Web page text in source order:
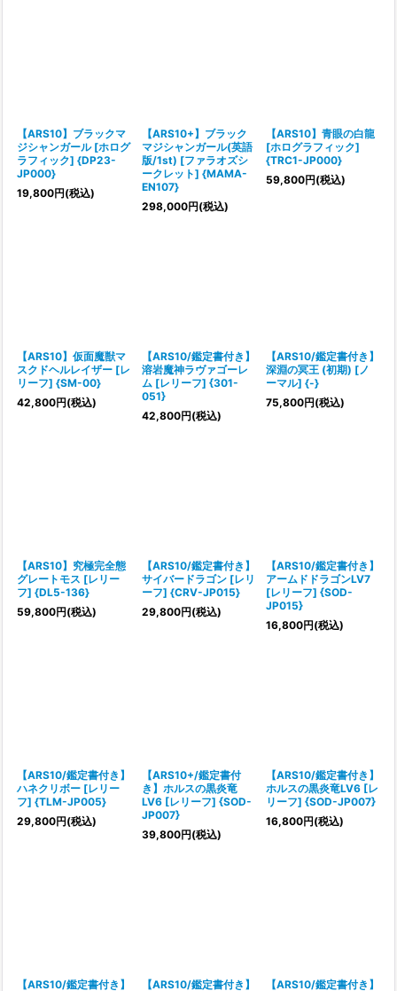
【ARS10】ブラックマ
ジシャンガール [ホログ
ラフィック] {DP23-
JP000}
19,800円(税込)
【ARS10+】ブラック
マジシャンガール(英語
版/1st) [ファラオズシ
ークレット] {MAMA-
EN107}
298,000円(税込)
【ARS10】青眼の白龍
[ホログラフィック]
{TRC1-JP000}
59,800円(税込)
【ARS10】仮面魔獣マ
スクドヘルレイザー [レ
リーフ] {SM-00}
42,800円(税込)
【ARS10/鑑定書付き】
溶岩魔神ラヴァゴーレ
ム [レリーフ] {301-
051}
42,800円(税込)
【ARS10/鑑定書付き】
深淵の冥王 (初期) [ノ
ーマル] {-}
75,800円(税込)
【ARS10】究極完全態
グレートモス [レリー
フ] {DL5-136}
59,800円(税込)
【ARS10/鑑定書付き】
サイバードラゴン [レリ
ーフ] {CRV-JP015}
29,800円(税込)
【ARS10/鑑定書付き】
アームドドラゴンLV7
[レリーフ] {SOD-
JP015}
16,800円(税込)
【ARS10/鑑定書付き】
ハネクリボー [レリー
フ] {TLM-JP005}
29,800円(税込)
【ARS10+/鑑定書付
き】ホルスの黒炎竜
LV6 [レリーフ] {SOD-
JP007}
39,800円(税込)
【ARS10/鑑定書付き】
ホルスの黒炎竜LV6 [レ
リーフ] {SOD-JP007}
16,800円(税込)
【ARS10/鑑定書付き】 【ARS10/鑑定書付き】 【ARS10/鑑定書付き】